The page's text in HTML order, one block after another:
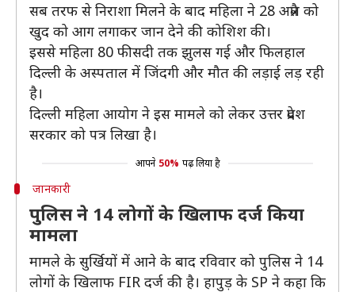
सब तरफ से निराशा मिलने के बाद महिला ने 28 अप्रैल को
खुद को आग लगाकर जान देने की कोशिश की।
इससे महिला 80 फीसदी तक झुलस गई और फिलहाल
दिल्ली के अस्पताल में जिंदगी और मौत की लड़ाई लड़ रही
है।
दिल्ली महिला आयोग ने इस मामले को लेकर उत्तर प्रदेश
सरकार को पत्र लिखा है।
आपने 50% पढ़ लिया है
जानकारी
पुलिस ने 14 लोगों के खिलाफ दर्ज किया
मामला
मामले के सुर्खियों में आने के बाद रविवार को पुलिस ने 14
लोगों के खिलाफ FIR दर्ज की है। हापुड़ के SP ने कहा कि